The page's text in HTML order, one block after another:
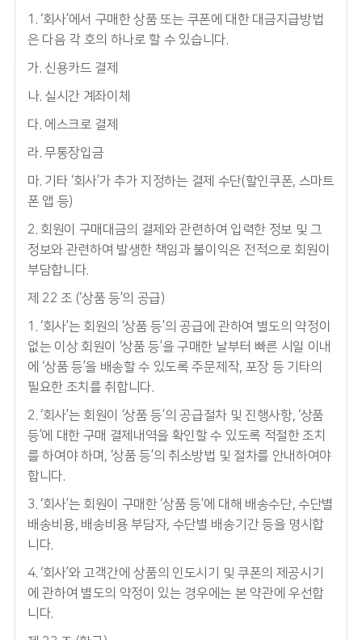
1. ‘회사’에서 구매한 상품 또는 쿠폰에 대한 대금지급방법
은 다음 각 호의 하나로 할 수 있습니다.
가. 신용카드 결제
나. 실시간 계좌이체
다. 에스크로 결제
라. 무통장입금
마. 기타 ‘회사’가 추가 지정하는 결제 수단(할인쿠폰, 스마트
폰 앱 등)
2. 회원이 구매대금의 결제와 관련하여 입력한 정보 및 그
정보와 관련하여 발생한 책임과 불이익은 전적으로 회원이
부담합니다.
제 22 조 (‘상품 등’의 공급)
1. ‘회사’는 회원의 ‘상품 등’의 공급에 관하여 별도의 약정이
없는 이상 회원이 ‘상품 등’을 구매한 날부터 빠른 시일 이내
에 ‘상품 등’을 배송할 수 있도록 주문제작, 포장 등 기타의
필요한 조치를 취합니다.
2. ‘회사’는 회원이 ‘상품 등’의 공급절차 및 진행사항, ‘상품
등’에 대한 구매 결제내역을 확인할 수 있도록 적절한 조치
를 하여야 하며, ‘상품 등’의 취소방법 및 절차를 안내하여야
합니다.
3. ‘회사’는 회원이 구매한 ‘상품 등’에 대해 배송수단, 수단별
배송비용, 배송비용 부담자, 수단별 배송기간 등을 명시합
니다.
4. ‘회사’와 고객간에 상품의 인도시기 및 쿠폰의 제공시기
에 관하여 별도의 약정이 있는 경우에는 본 약관에 우선합
니다.